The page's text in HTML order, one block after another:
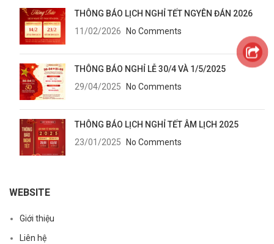
THÔNG BÁO LỊCH NGHỈ TẾT NGYÊN ĐÁN 2026
11/02/2026
No Comments
THÔNG BÁO NGHỈ LỄ 30/4 VÀ 1/5/2025
29/04/2025
No Comments
THÔNG BÁO LỊCH NGHỈ TẾT ÂM LỊCH 2025
23/01/2025
No Comments
WEBSITE
Giới thiệu
Liên hệ